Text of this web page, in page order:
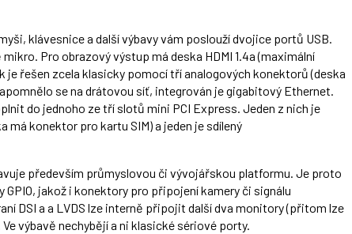
klávesnice a další výbavy vám poslouží dvojice portů USB.
Pro obrazový výstup má deska HDMI 1.4a (maximální
je řešen zcela klasicky pomocí tří analogových konektorů (deska
se na drátovou síť, integrován je gigabitový Ethernet.
do jednoho ze tří slotů mini PCI Express. Jeden z nich je
má konektor pro kartu SIM) a jeden je sdílený
především průmyslovou či vývojářskou platformu. Je proto
GPIO, jakož i konektory pro připojení kamery či signálu
DSI a a LVDS lze interně připojit další dva monitory (přitom lze
výbavě nechybějí a ni klasické sériové porty.